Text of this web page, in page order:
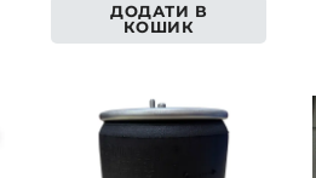
ДОДАТИ В
КОШИК